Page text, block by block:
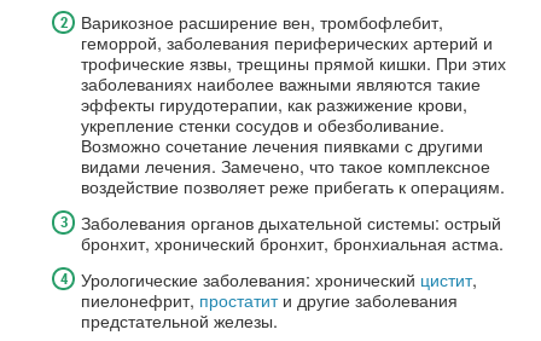
Варикозное расширение вен, тромбофлебит,
геморрой, заболевания периферических артерий и
трофические язвы, трещины прямой кишки. При этих
заболеваниях наиболее важными являются такие
эффекты гирудотерапии, как разжижение крови,
укрепление стенки сосудов и обезболивание.
Возможно сочетание лечения пиявками с другими
видами лечения. Замечено, что такое комплексное
воздействие позволяет реже прибегать к операциям.
Заболевания органов дыхательной системы: острый
бронхит, хронический бронхит, бронхиальная астма.
Урологические заболевания: хронический цистит,
пиелонефрит, простатити другие заболевания
предстательной железы.